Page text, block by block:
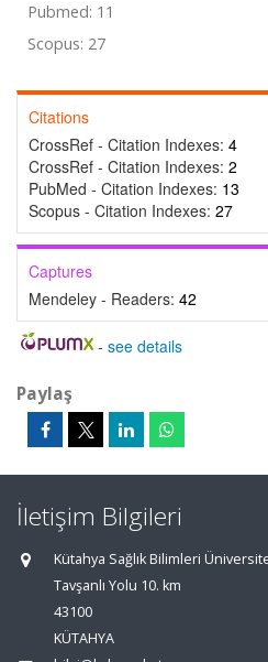
Pubmed: 11
Scopus: 27
Citations
CrossRef - Citation Indexes: 4
CrossRef - Citation Indexes: 2
PubMed - Citation Indexes: 13
Scopus - Citation Indexes: 27
Captures
Mendeley - Readers: 42
- see details
Paylaş
İletişim Bilgileri
Kütahya Sağlık Bilimleri
Tavşanlı Yolu 10. km
43100
KÜTAHYA